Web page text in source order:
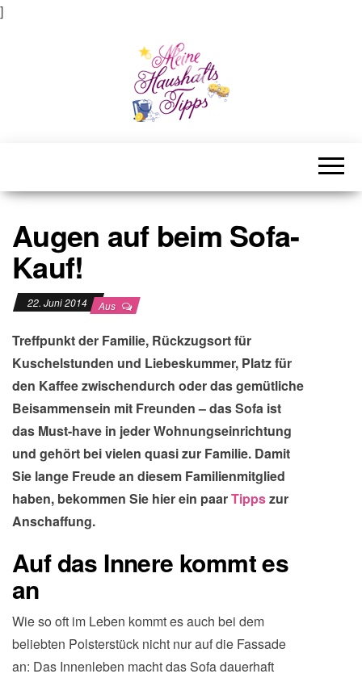
]
Augen auf beim Sofa-
Kauf!
22. Juni 2014 Aus
Treffpunkt der Familie, Rückzugsort für
Kuschelstunden und Liebeskummer, Platz für
den Kaffee zwischendurch oder das gemütliche
Beisammensein mit Freunden – das Sofa ist
das Must-have in jeder Wohnungseinrichtung
und gehört bei vielen quasi zur Familie. Damit
Sie lange Freude an diesem Familienmitglied
haben, bekommen Sie hier ein paarTippszur
Anschaffung.
Auf das Innere kommt es
an
Wie so oft im Leben kommt es auch bei dem
beliebten Polsterstück nicht nur auf die Fassade
an: Das Innenleben macht das Sofa dauerhaft